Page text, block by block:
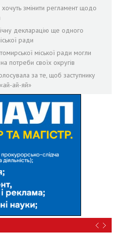
хочуть змінити регламент щодо
декларацію ще одного
ради
міської ради могли
потреби своїх округів
за те, щоб заступнику
ай-яй»